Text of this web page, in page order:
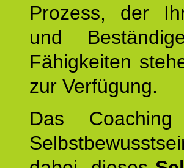
Prozess, der
und
Fähigkeiten
zur Verfügung.
Das